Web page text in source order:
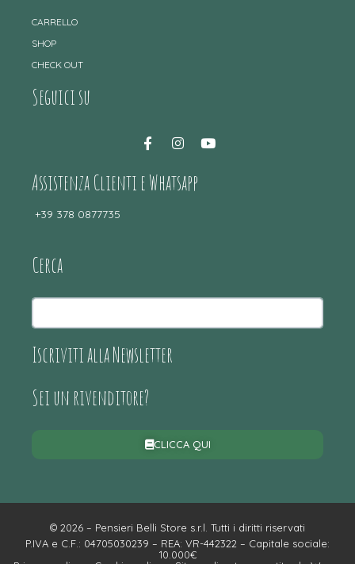
CARRELLO
SHOP
CHECK OUT
Seguici su
Assistenza Clienti e Whatsapp
+39 378 0877735
Cerca
Iscriviti alla Newsletter
Sei un rivenditore?
CLICCA QUI
© 2026 – Pensieri Belli Store s.r.l. Tutti i diritti riservati
P.IVA e C.F.: 04705030239 – REA: VR-442322 – Capitale sociale:
10.000€